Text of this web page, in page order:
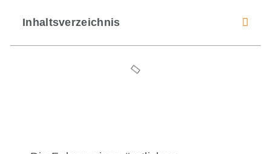
Inhaltsverzeichnis